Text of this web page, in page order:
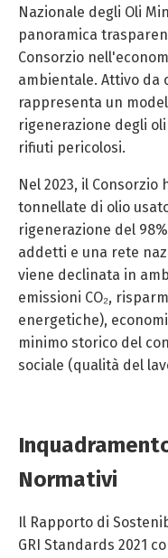
Nazionale degli Oli
panoramica
Consorzio
ambientale. Attivo da
rappresenta un
rigenerazione degli
rifiuti pericolosi.
Nel 2023, il Consorzio
tonnellate di olio
rigenerazione del
addetti e una rete
viene declinata in
emissioni CO₂,
energetiche),
minimo storico del
sociale (qualità del
Normativi
Il Rapporto di
GRI Standards 2021